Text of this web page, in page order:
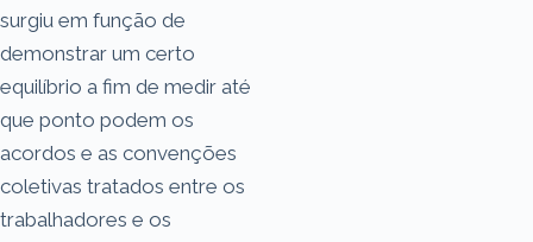
surgiu em função de
demonstrar um certo
equilíbrio a fim de medir até
que ponto podem os
acordos e as convenções
coletivas tratados entre os
trabalhadores e os